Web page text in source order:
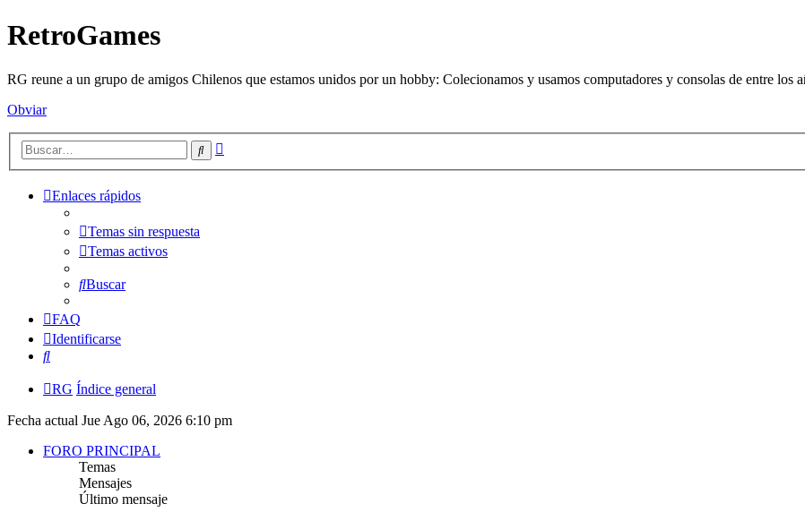
RetroGames
RG reune a un grupo de amigos Chilenos que estamos unidos por un hobby: Colecionamos y usamos computadores y consolas de entre los
Obviar
Buscar
Enlaces rápidos
Temas sin respuesta
Temas activos
Buscar
FAQ
Identificarse
Buscar
RG Índice general
Fecha actual Jue Ago 06, 2026 6:10 pm
FORO PRINCIPAL
Temas
Mensajes
Último mensaje